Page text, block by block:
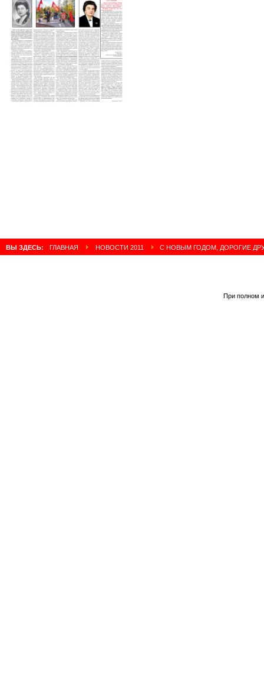
ВЫ ЗДЕСЬ: ГЛАВНАЯ НОВОСТИ 2011 С НОВЫМ ГОДОМ, ДОРОГИЕ
При полном